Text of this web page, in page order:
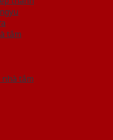
tắm
tắm